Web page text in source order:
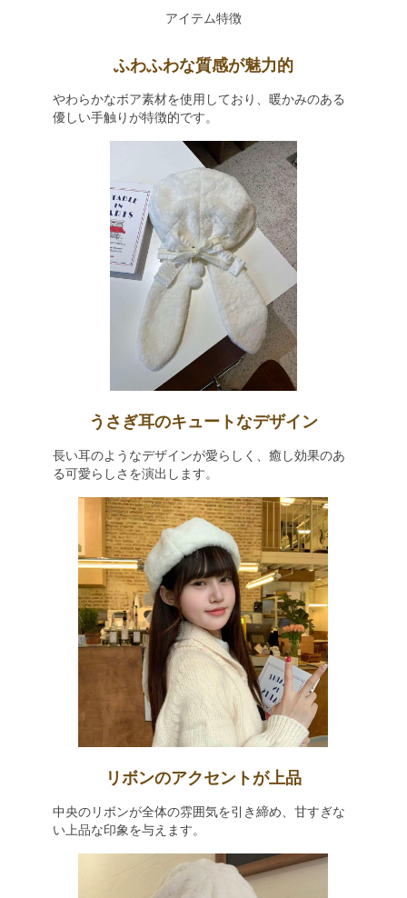
アイテム特徴
ふわふわな質感が魅力的
やわらかなボア素材を使用しており、暖かみのある
優しい手触りが特徴的です。
うさぎ耳のキュートなデザイン
長い耳のようなデザインが愛らしく、癒し効果のあ
る可愛らしさを演出します。
リボンのアクセントが上品
中央のリボンが全体の雰囲気を引き締め、甘すぎな
い上品な印象を与えます。